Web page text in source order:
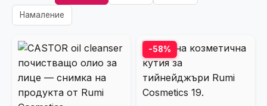
Намаление
-58%